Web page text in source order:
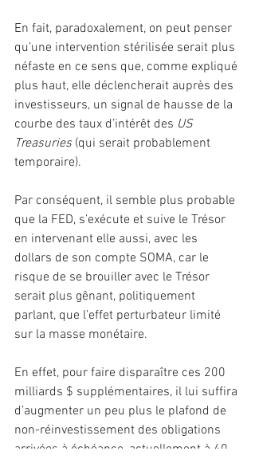
En fait, paradoxalement, on peut penser
qu’une intervention stérilisée serait plus
néfaste en ce sens que, comme expliqué
plus haut, elle déclencherait auprès des
investisseurs, un signal de hausse de la
courbe des taux d’intérêt des US
Treasuries (qui serait probablement
temporaire).
Par conséquent, il semble plus probable
que la FED, s’exécute et suive le Trésor
en intervenant elle aussi, avec les
dollars de son compte SOMA, car le
risque de se brouiller avec le Trésor
serait plus gênant, politiquement
parlant, que l’effet perturbateur limité
sur la masse monétaire.
En effet, pour faire disparaître ces 200
milliards $ supplémentaires, il lui suffira
d’augmenter un peu plus le plafond de
non-réinvestissement des obligations
arrivées à échéance, actuellement à 40